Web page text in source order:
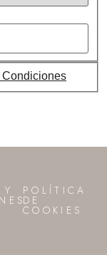
POLÍTICA
DE
COOKIES